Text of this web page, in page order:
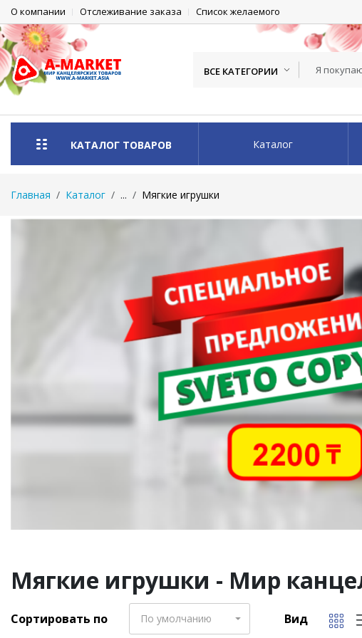
О компании Отслеживание заказа Список желаемого
ВСЕ КАТЕГОРИИ
КАТАЛОГ ТОВАРОВ Каталог
Главная Каталог ... Мягкие игрушки
Мягкие игрушки - Мир
Сортировать по По умолчанию Вид